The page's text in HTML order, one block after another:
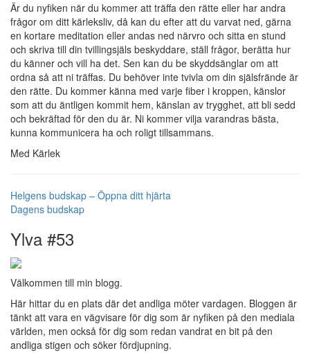
Är du nyfiken när du kommer att träffa den rätte eller har andra
frågor om ditt kärleksliv, då kan du efter att du varvat ned, gärna
en kortare meditation eller andas ned närvro och sitta en stund
och skriva till din tvillingsjäls beskyddare, ställ frågor, berätta hur
du känner och vill ha det. Sen kan du be skyddsänglar om att
ordna så att ni träffas. Du behöver inte tvivla om din själsfrände är
den rätte. Du kommer känna med varje fiber i kroppen, känslor
som att du äntligen kommit hem, känslan av trygghet, att bli sedd
och bekräftad för den du är. Ni kommer vilja varandras bästa,
kunna kommunicera ha och roligt tillsammans.
Med Kärlek
Helgens budskap – Öppna ditt hjärta
Dagens budskap
Ylva #53
Välkommen till min blogg.
Här hittar du en plats där det andliga möter vardagen. Bloggen är
tänkt att vara en vägvisare för dig som är nyfiken på den mediala
världen, men också för dig som redan vandrat en bit på den
andliga stigen och söker fördjupning.